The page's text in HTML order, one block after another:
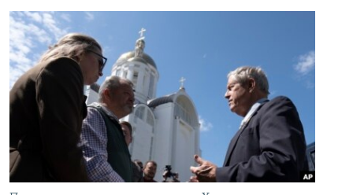
СЛЕДЕТЕ НЕ
РСЕ веб страници